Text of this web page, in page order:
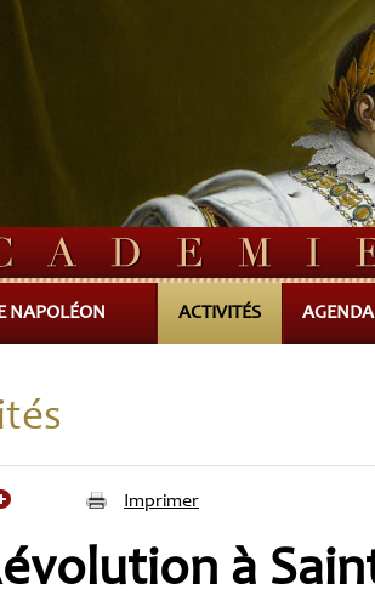
NAPOLÉON ACTIVITÉS AGENDA
Imprimer
à